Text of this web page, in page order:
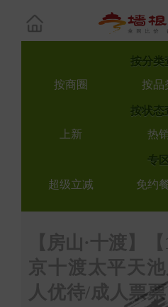
按分类
按商圈
按品
按状态
上新
热
专区
超级立减
免约
【房山·十渡】
京十渡太平天
人优待/成人票